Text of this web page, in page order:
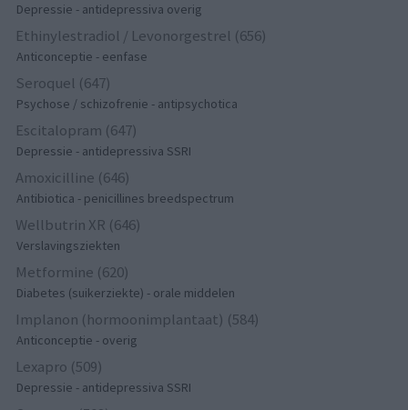
Depressie - antidepressiva overig
Ethinylestradiol / Levonorgestrel (656)
Anticonceptie - eenfase
Seroquel (647)
Psychose / schizofrenie - antipsychotica
Escitalopram (647)
Depressie - antidepressiva SSRI
Amoxicilline (646)
Antibiotica - penicillines breedspectrum
Wellbutrin XR (646)
Verslavingsziekten
Metformine (620)
Diabetes (suikerziekte) - orale middelen
Implanon (hormoonimplantaat) (584)
Anticonceptie - overig
Lexapro (509)
Depressie - antidepressiva SSRI